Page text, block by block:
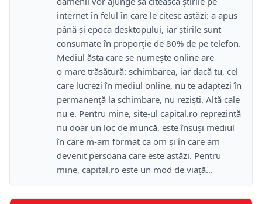
internet în felul în care le citesc astăzi: a apus
până și epoca desktopului, iar știrile sunt
consumate în proporție de 80% de pe telefon.
Mediul ăsta care se numește online are
o mare trăsătură: schimbarea, iar dacă tu, cel
care lucrezi în mediul online, nu te adaptezi în
permanență la schimbare, nu reziști. Altă cale
nu e. Pentru mine, site-ul capital.ro reprezintă
nu doar un loc de muncă, este însuși mediul
în care m-am format ca om și în care am
devenit persoana care este astăzi. Pentru
mine, capital.ro este un mod de viață...